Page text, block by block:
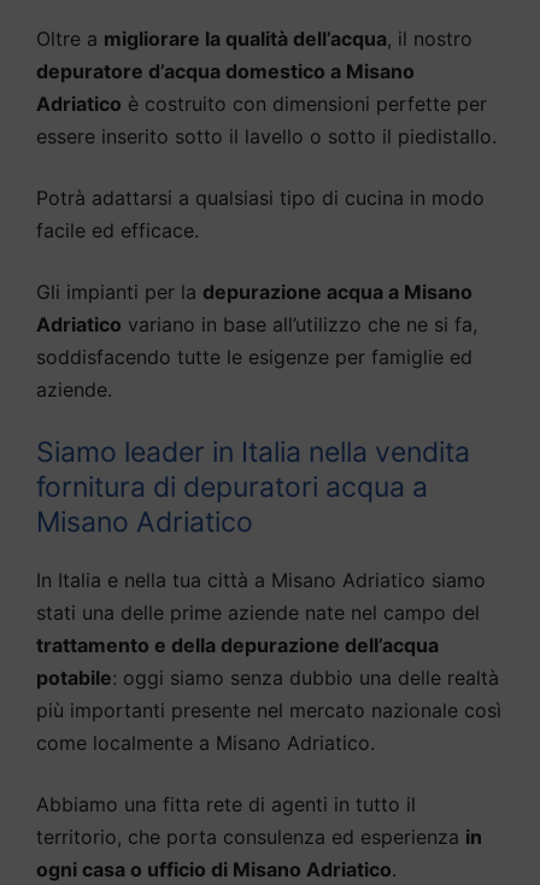
Oltre a migliorare la qualità dell’acqua, il nostro
depuratore d’acqua domestico a Misano
Adriatico è costruito con dimensioni perfette per
essere inserito sotto il lavello o sotto il piedistallo.
Potrà adattarsi a qualsiasi tipo di cucina in modo
facile ed efficace.
Gli impianti per la depurazione acqua a Misano
Adriatico variano in base all’utilizzo che ne si fa,
soddisfacendo tutte le esigenze per famiglie ed
aziende.
Siamo leader in Italia nella vendita
fornitura di depuratori acqua a
Misano Adriatico
In Italia e nella tua città a Misano Adriatico siamo
stati una delle prime aziende nate nel campo del
trattamento e della depurazione dell’acqua
potabile: oggi siamo senza dubbio una delle realtà
più importanti presente nel mercato nazionale così
come localmente a Misano Adriatico.
Abbiamo una fitta rete di agenti in tutto il
territorio, che porta consulenza ed esperienza in
ogni casa o ufficio di Misano Adriatico.